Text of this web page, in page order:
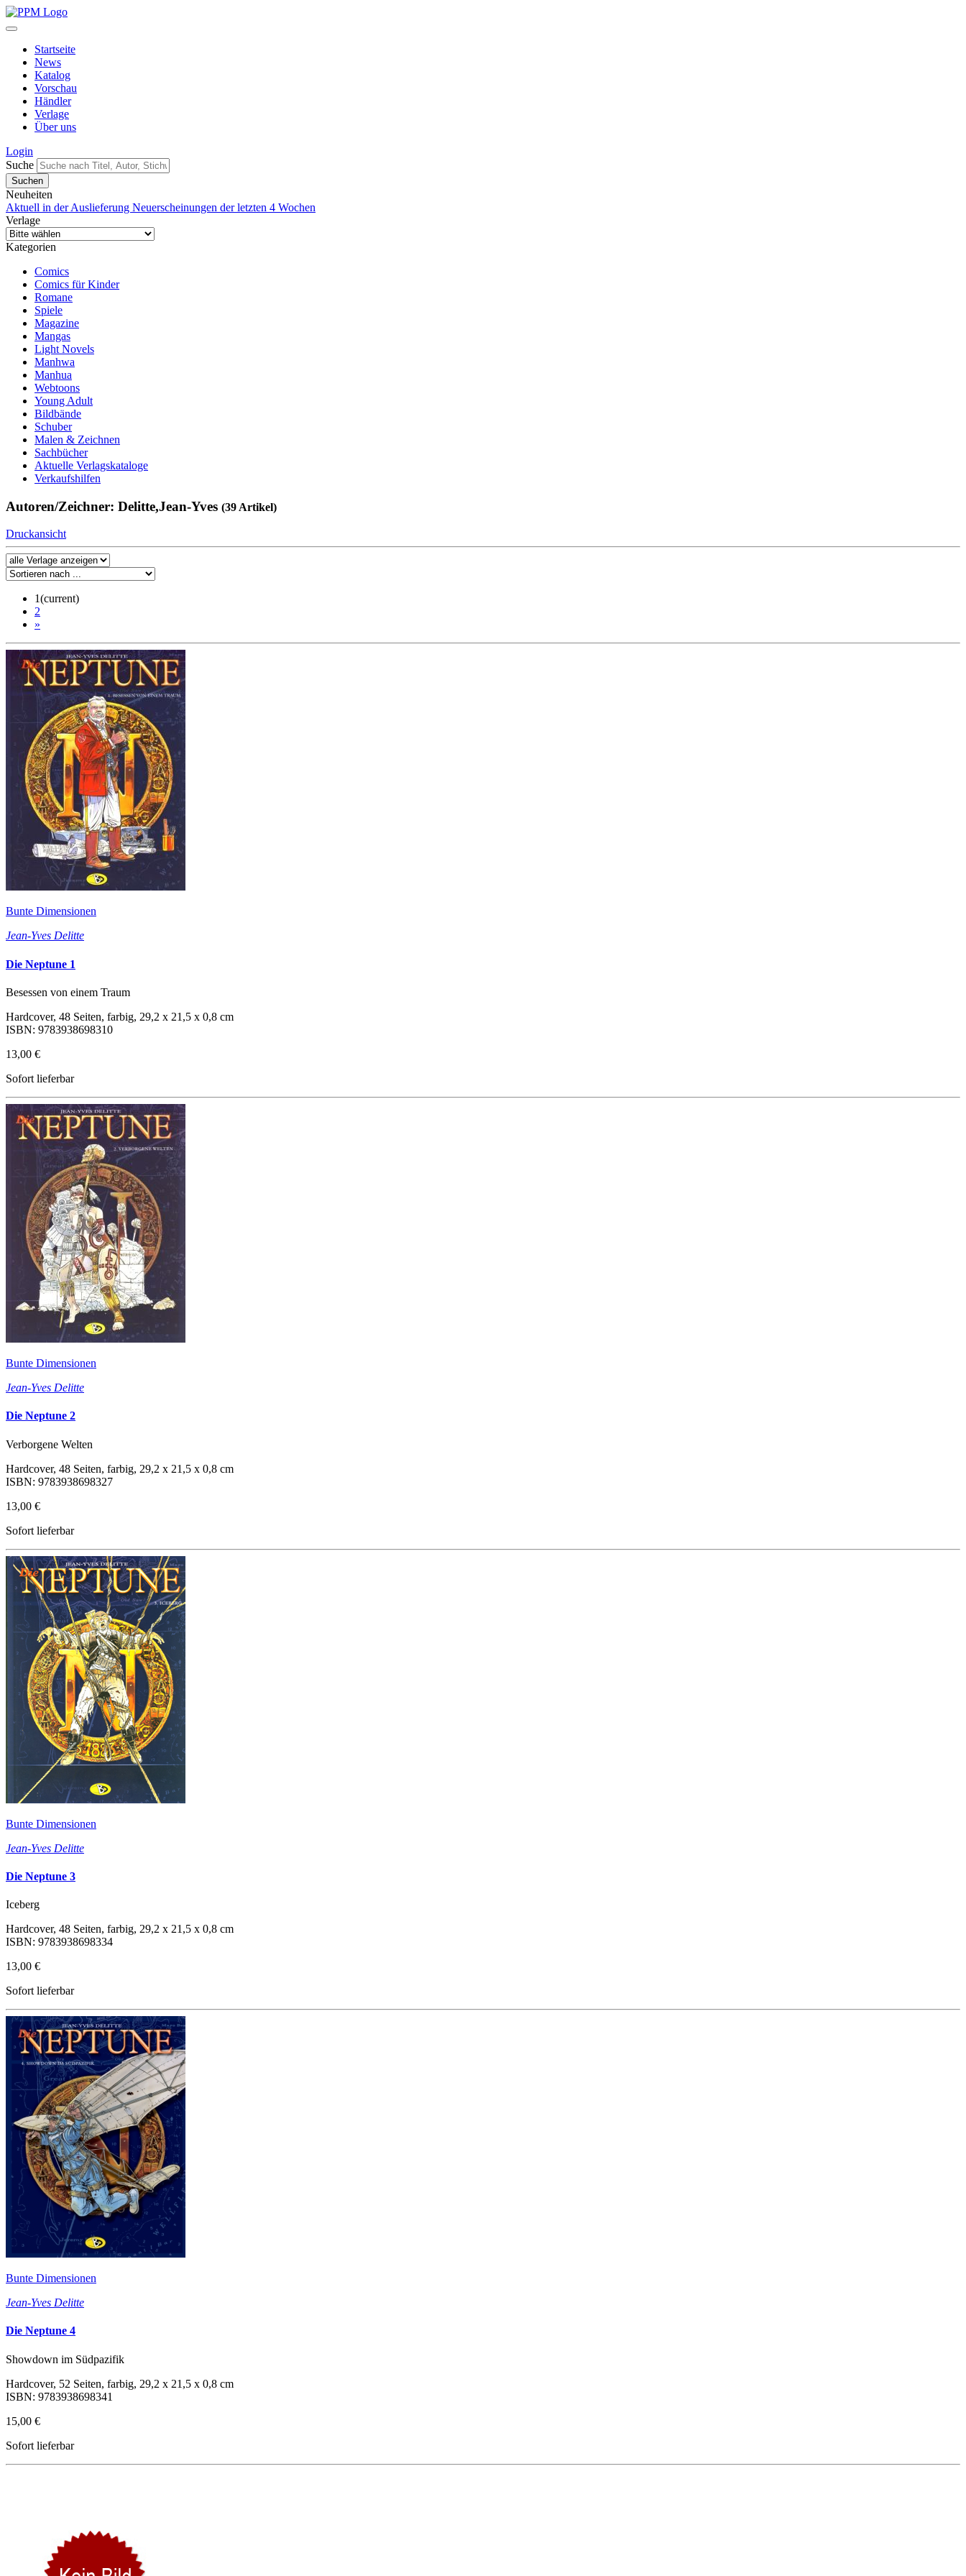
Startseite
News
Katalog
Vorschau
Händler
Verlage
Über uns
Login
Suche
Neuheiten
Aktuell in der Auslieferung Neuerscheinungen der letzten 4 Wochen
Verlage
Kategorien
Comics
Comics für Kinder
Romane
Spiele
Magazine
Mangas
Light Novels
Manhwa
Manhua
Webtoons
Young Adult
Bildbände
Schuber
Malen & Zeichnen
Sachbücher
Aktuelle Verlagskataloge
Verkaufshilfen
Autoren/Zeichner: Delitte,Jean-Yves (39 Artikel)
Druckansicht
1(current)
2
»
Bunte Dimensionen
Jean-Yves Delitte
Die Neptune 1
Besessen von einem Traum
Hardcover, 48 Seiten, farbig, 29,2 x 21,5 x 0,8 cm
ISBN: 9783938698310
13,00 €
Sofort lieferbar
Bunte Dimensionen
Jean-Yves Delitte
Die Neptune 2
Verborgene Welten
Hardcover, 48 Seiten, farbig, 29,2 x 21,5 x 0,8 cm
ISBN: 9783938698327
13,00 €
Sofort lieferbar
Bunte Dimensionen
Jean-Yves Delitte
Die Neptune 3
Iceberg
Hardcover, 48 Seiten, farbig, 29,2 x 21,5 x 0,8 cm
ISBN: 9783938698334
13,00 €
Sofort lieferbar
Bunte Dimensionen
Jean-Yves Delitte
Die Neptune 4
Showdown im Südpazifik
Hardcover, 52 Seiten, farbig, 29,2 x 21,5 x 0,8 cm
ISBN: 9783938698341
15,00 €
Sofort lieferbar